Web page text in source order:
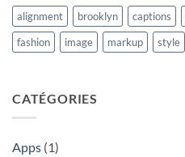
alignment brooklyn captions
fashion
image markup style
CATÉGORIES
Apps (1)